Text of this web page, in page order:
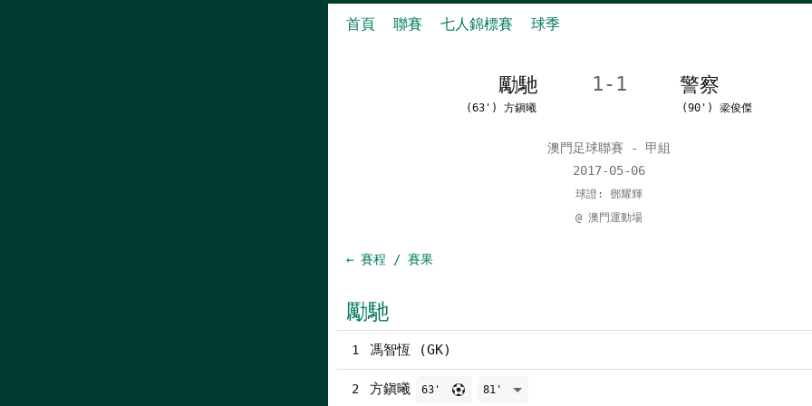
首頁 聯賽 七人錦標賽 球季
勵馳 1-1 警察
(63') 方鎭曦 (90') 梁俊傑
澳門足球聯賽 - 甲組
2017-05-06
球證: 鄧耀輝
@ 澳門運動場
← 賽程 / 賽果
勵馳
1 馮智恆 (GK)
2 方鎭曦 63' 81'